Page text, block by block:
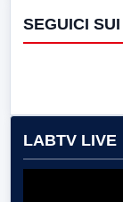
SEGUICI
LABTV LIVE